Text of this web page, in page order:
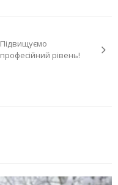
Підвищуємо
професійний рівень!